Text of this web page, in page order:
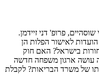
פרופ' דני זיידמן.
הועדות לאישור הפלות הן
בישראל? האם חוק
עושה ארגון משפחה חדשה
של משרד הבריאות? לקבלת